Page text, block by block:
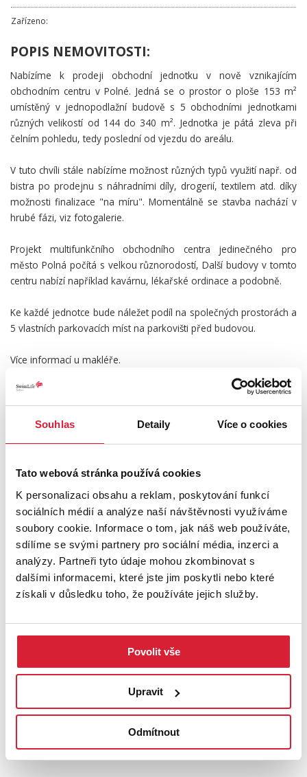
Souhlas Detaily Více o cookies
Tato webová stránka používá cookies
K personalizaci obsahu a reklam, poskytování funkcí
sociálních médií a analýze naší návštěvnosti využíváme
soubory cookie. Informace o tom, jak náš web používáte,
sdílíme se svými partnery pro sociální média, inzerci a
analýzy. Partneři tyto údaje mohou zkombinovat s
dalšími informacemi, které jste jim poskytli nebo které
získali v důsledku toho, že používáte jejich služby.
Povolit vše
Upravit
Odmítnout
Zařízeno:
POPIS NEMOVITOSTI:
Nabízíme k prodeji obchodní jednotku v nově vznikajícím
obchodním centru v Polné. Jedná se o prostor o ploše 153 m²
umístěný v jednopodlažní budově s 5 obchodními jednotkami
různých velikostí od 144 do 340 m². Jednotka je pátá zleva při
čelním pohledu, tedy poslední od vjezdu do areálu.
V tuto chvíli stále nabízíme možnost různých typů využití např. od
bistra po prodejnu s náhradními díly, drogerií, textilem atd. díky
možnosti finalizace "na míru". Momentálně se stavba nachází v
hrubé fázi, viz fotogalerie.
Projekt multifunkčního obchodního centra jedinečného pro
město Polná počítá s velkou různorodostí, Další budovy v tomto
centru nabízí například kavárnu, lékařské ordinace a podobně.
Ke každé jednotce bude náležet podíl na společných prostorách a
5 vlastních parkovacích míst na parkovišti před budovou.
Více informací u makléře.
PODROBNOSTI
UMÍSTĚNÍ OBJEKTU
+
−
Leaflet|©OpenStreetMapcontributors
STÁHNOUT
POSLAT